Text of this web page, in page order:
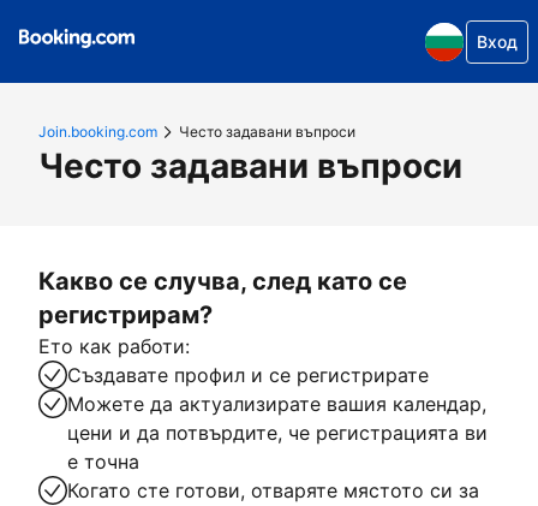
Вход
Join.booking.com Често задавани въпроси
Често задавани въпроси
Какво се случва, след като се
регистрирам?
Ето как работи:
Създавате профил и се регистрирате
Можете да актуализирате вашия календар,
цени и да потвърдите, че регистрацията ви
е точна
Когато сте готови, отваряте мястото си за